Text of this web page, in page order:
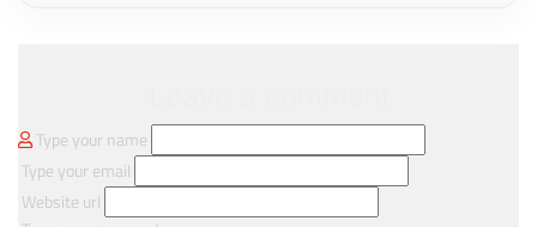
Type your name
Type your email
Website url